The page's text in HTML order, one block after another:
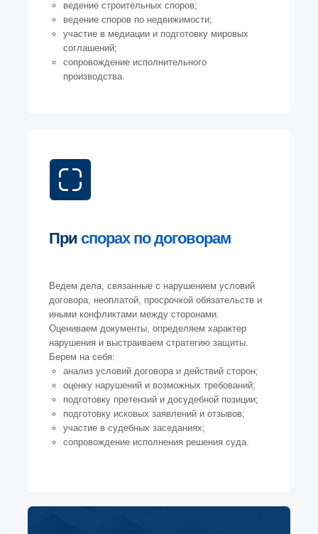
ведение строительных споров;
ведение споров по недвижимости;
участие в медиации и подготовку мировых
соглашений;
сопровождение исполнительного
производства.
Ведем дела, связанные с нарушением условий
договора, неоплатой, просрочкой обязательств и
иными конфликтами между сторонами.
Оцениваем документы, определяем характер
нарушения и выстраиваем стратегию защиты.
Берем на себя:
анализ условий договора и действий сторон;
оценку нарушений и возможных требований;
подготовку претензий и досудебной позиции;
подготовку исковых заявлений и отзывов;
участие в судебных заседаниях;
сопровождение исполнения решения суда.
При спорах по договорам